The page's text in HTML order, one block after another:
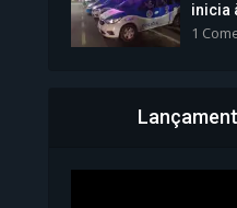
Bahia
inicia
1